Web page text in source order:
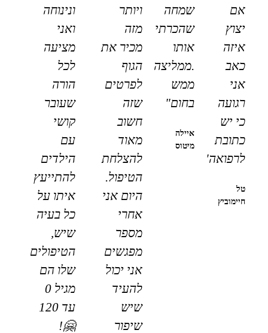
אם
יצוץ
איזה
כאב
אני
רגועה
כי יש
כתובת
לרפואה"
טל
חיימוביץ
שמחה
שהכרתי
אותו
.ממליצה
ממש
בחום"
איילה
מיטוס
ויותר
מזה
מכיר את
הגוף
לפרטים
שזה
חשוב
מאוד
להצלחת
הטיפול.
היום אני
אחרי
מספר
מפגשים
אני יכול
להעיד
שיש
שיפור
ונינוחה
ואני
מציעה
לכל
הורה
שעובר
קושי
עם
הילדים
להתייעץ
איתו על
כל בעיה
שיש,
הטיפולים
שלו הם
מגיל 0
עד 120
🤗!